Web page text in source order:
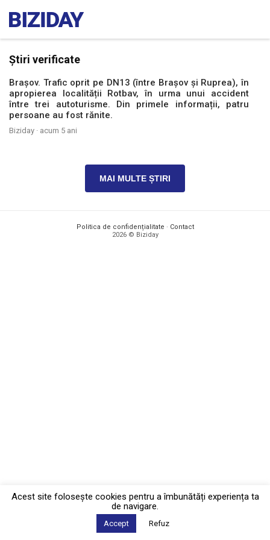
Știri verificate
Brașov. Trafic oprit pe DN13 (între Brașov și Ruprea), în
apropierea localității Rotbav, în urma unui accident
între trei autoturisme. Din primele informații, patru
persoane au fost rănite.
Biziday · acum 5 ani
MAI MULTE ȘTIRI
Politica de confidențialitate · Contact
2026 © Biziday
Acest site foloseşte cookies pentru a îmbunătăți experiența ta
de navigare.
Accept Refuz